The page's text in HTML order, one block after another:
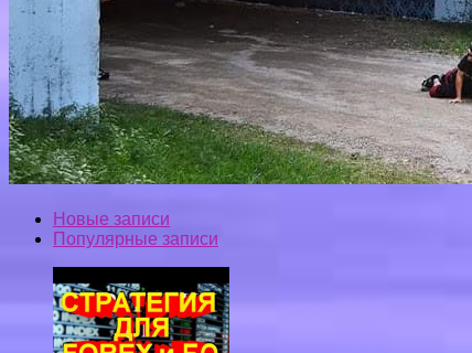
Новые записи
Популярные записи